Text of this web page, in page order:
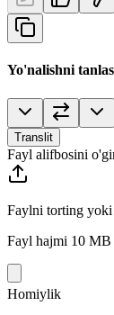
Yo'nalishni
Translit
Fayl alifbosini
Faylni torting yoki
Fayl hajmi 10 MB
Homiylik